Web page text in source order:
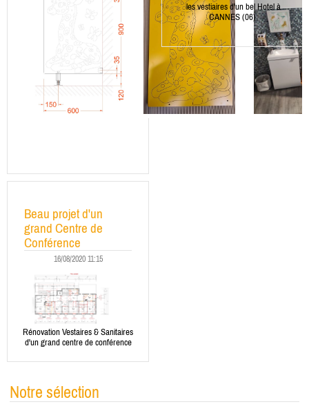
Beau projet d'un
grand Centre de
Conférence
16/08/2020 11:15
Rénovation Vestaires & Sanitaires
d'un grand centre de conférence
les vestiaires d'un bel Hotel à
CANNES (06)
Notre sélection